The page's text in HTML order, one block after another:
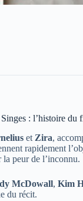
: l’histoire du
et Zira,
rapidement
peur de l’inconnu.
McDowall, Kim
du récit.